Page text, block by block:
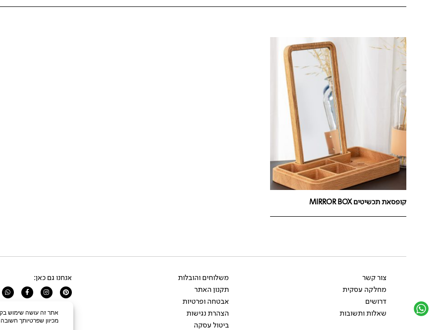
קופסאת תכשיטים MIRROR BOX
צור קשר
מחלקה עסקית
דרושים
שאלות ותשובות
משלוחים והובלות
תקנון האתר
אבטחה ופרטיות
הצהרת נגישות
ביטול עסקה
אנחנו גם כאן:
Pinterest
Instagram
Facebook-
f